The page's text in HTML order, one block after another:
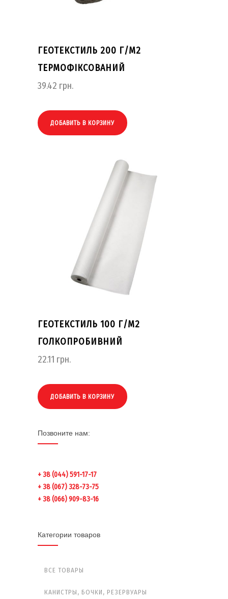
ГЕОТЕКСТИЛЬ 200 Г/М2
ТЕРМОФІКСОВАНИЙ
39.42 грн.
ДОБАВИТЬ В КОРЗИНУ
ГЕОТЕКСТИЛЬ 100 Г/М2
ГОЛКОПРОБИВНИЙ
22.11 грн.
ДОБАВИТЬ В КОРЗИНУ
Позвоните нам:
+ 38 (044) 591-17-17
+ 38 (067) 328-73-75
+ 38 (066) 909-83-16
Категории товаров
ВСЕ ТОВАРЫ
КАНИСТРЫ, БОЧКИ, РЕЗЕРВУАРЫ